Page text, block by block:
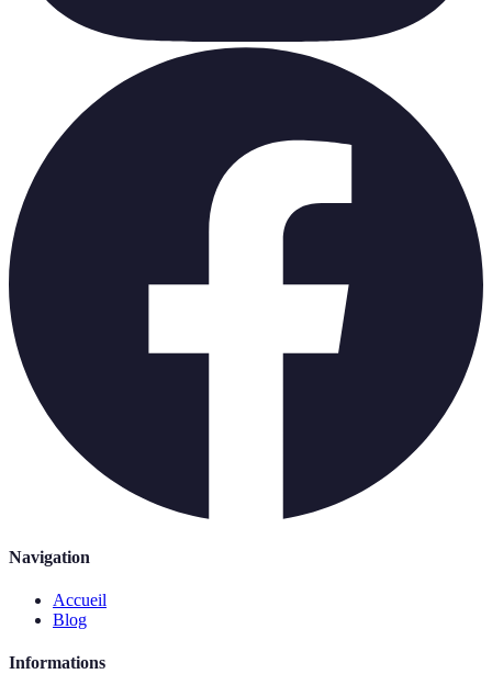
Navigation
Accueil
Blog
Informations